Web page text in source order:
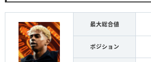
最大総合値
ポジション